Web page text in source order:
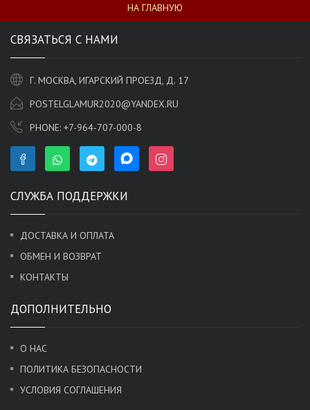
НА ГЛАВНУЮ
СВЯЗАТЬСЯ С НАМИ
Г. МОСКВА, ИГАРСКИЙ ПРОЕЗД, Д. 17
POSTELGLAMUR2020@YANDEX.RU
PHONE: +7-964-707-000-8
СЛУЖБА ПОДДЕРЖКИ
ДОСТАВКА И ОПЛАТА
ОБМЕН И ВОЗВРАТ
КОНТАКТЫ
ДОПОЛНИТЕЛЬНО
О НАС
ПОЛИТИКА БЕЗОПАСНОСТИ
УСЛОВИЯ СОГЛАШЕНИЯ